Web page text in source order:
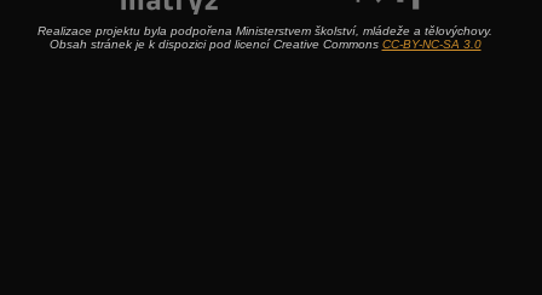
Realizace projektu byla podpořena Ministerstvem školství, mládeže a tělovýchovy.
Obsah stránek je k dispozici pod licencí Creative Commons CC-BY-NC-SA 3.0